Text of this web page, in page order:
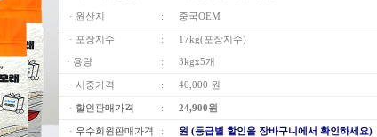
· 원산지 : 중국OEM
· 포장지수 : 17kg(포장지수)
· 용량 : 3kgx5개
· 시중가격 : 40,000 원
· 할인판매가격 : 24,900원
· 우수회원판매가격 : 원 (등급별 할인을 장바구니에서 확인하세요)